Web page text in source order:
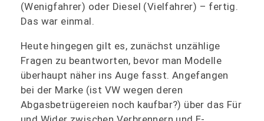
(Wenigfahrer) oder Diesel (Vielfahrer) – fertig.
Das war einmal.
Heute hingegen gilt es, zunächst unzählige
Fragen zu beantworten, bevor man Modelle
überhaupt näher ins Auge fasst. Angefangen
bei der Marke (ist VW wegen deren
Abgasbetrügereien noch kaufbar?) über das Für